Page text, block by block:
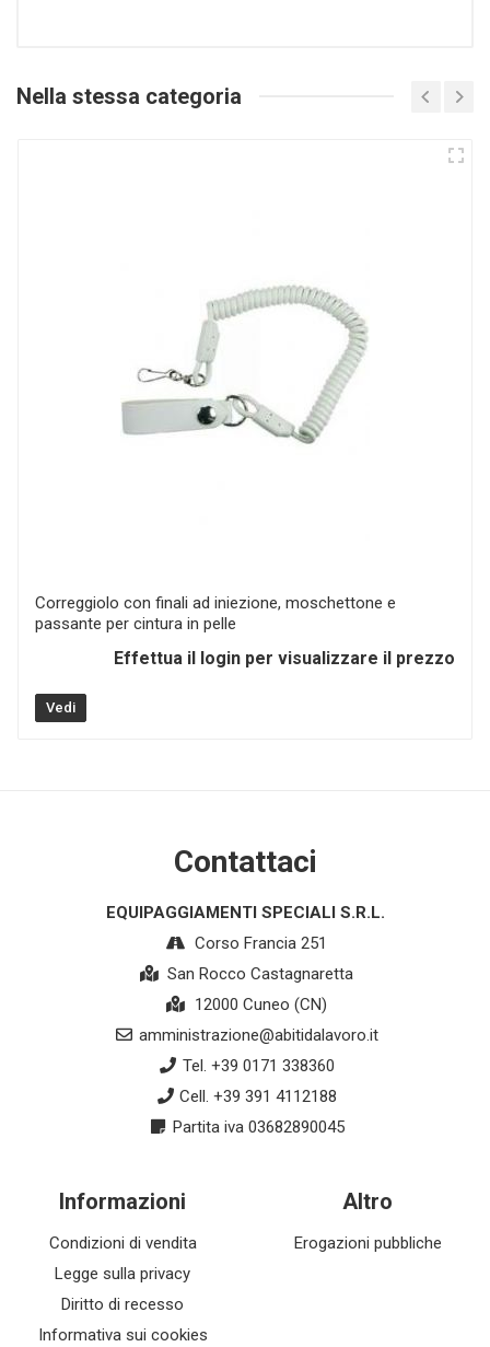
Nella stessa categoria
Correggiolo con finali ad iniezione, moschettone e
passante per cintura in pelle
Effettua il login per visualizzare il prezzo
Vedi
Contattaci
EQUIPAGGIAMENTI SPECIALI S.R.L.
Corso Francia 251
San Rocco Castagnaretta
12000 Cuneo (CN)
amministrazione@abitidalavoro.it
Tel. +39 0171 338360
Cell. +39 391 4112188
Partita iva 03682890045
Informazioni
Condizioni di vendita
Legge sulla privacy
Diritto di recesso
Informativa sui cookies
Altro
Erogazioni pubbliche